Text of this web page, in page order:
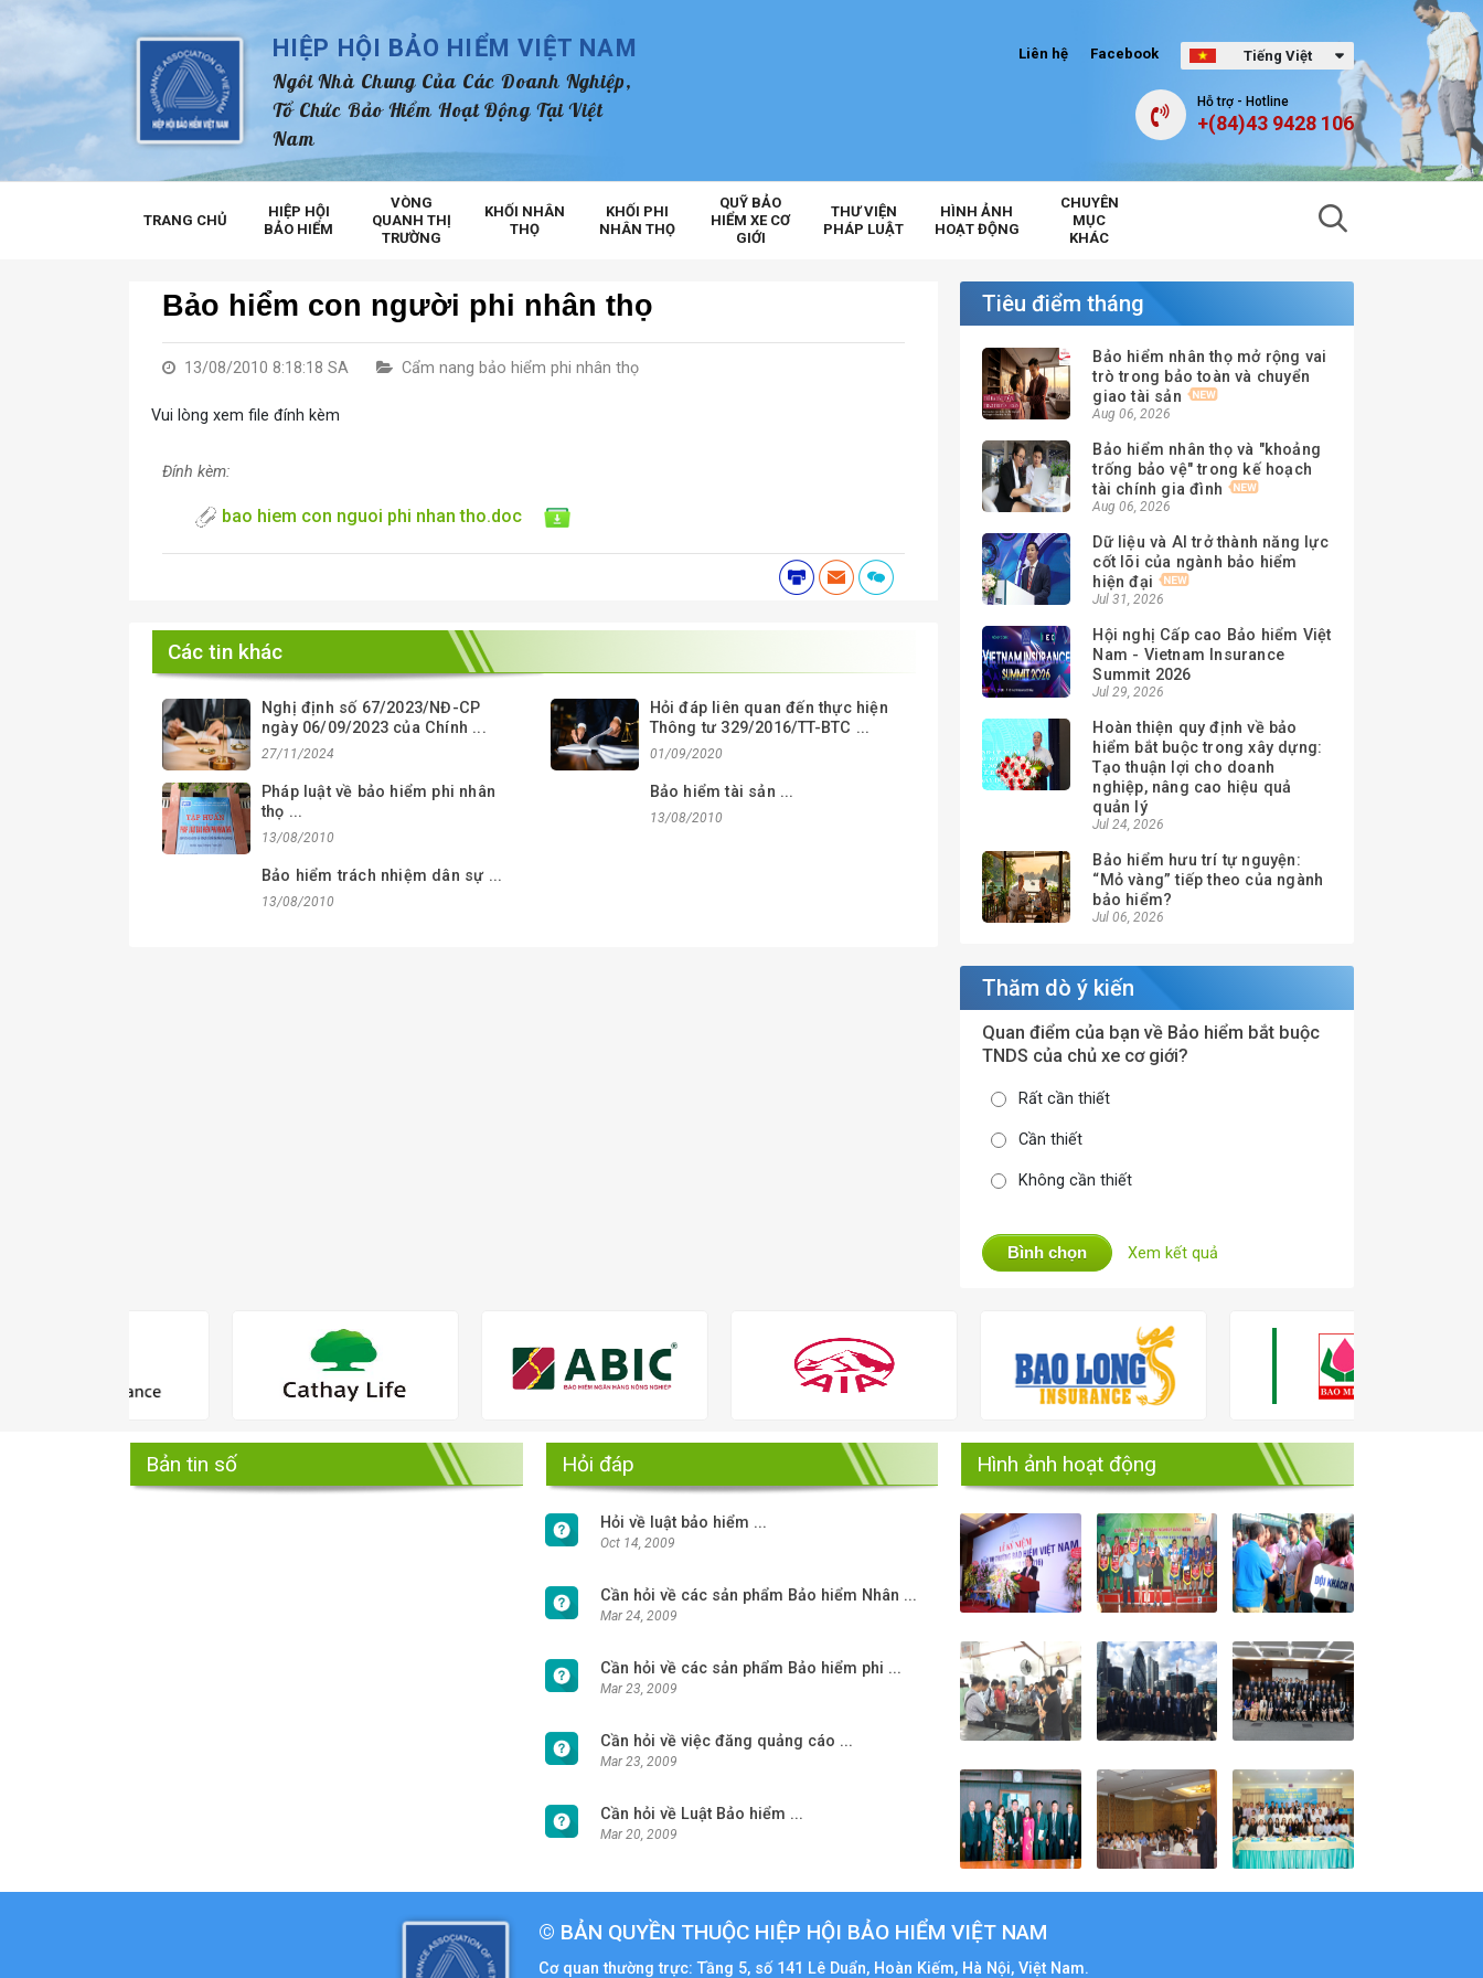
HIỆP HỘI BẢO HIỂM VIỆT NAM
Ngôi Nhà Chung Của Các Doanh Nghiệp,
Tổ Chức Bảo Hiểm Hoạt Động Tại Việt
Nam
Tiếng Việt
Facebook
Liên hệ
Hỗ trợ - Hotline
+(84)43 9428 106
TRANG CHỦ
HIỆP HỘI
BẢO HIỂM
VÒNG
QUANH THỊ
TRƯỜNG
KHỐI NHÂN
THỌ
KHỐI PHI
NHÂN THỌ
QUỸ BẢO
HIỂM XE CƠ
GIỚI
THƯ VIỆN
PHÁP LUẬT
HÌNH ẢNH
HOẠT ĐỘNG
CHUYÊN
MỤC
KHÁC
Bảo hiểm con người phi nhân thọ
13/08/2010 8:18:18 SA Cẩm nang bảo hiểm phi nhân thọ
Vui lòng xem file đính kèm
Đính kèm:
bao hiem con nguoi phi nhan tho.doc
Các tin khác
Nghị định số 67/2023/NĐ-CP
ngày 06/09/2023 của Chính ...
27/11/2024
Hỏi đáp liên quan đến thực hiện
Thông tư 329/2016/TT-BTC ...
01/09/2020
Pháp luật về bảo hiểm phi nhân
thọ ...
13/08/2010
Bảo hiểm tài sản ...
13/08/2010
Bảo hiểm trách nhiệm dân sự ...
13/08/2010
Tiêu điểm tháng
Bảo hiểm nhân thọ mở rộng vai
trò trong bảo toàn và chuyển
giao tài sản
Aug 06, 2026
Bảo hiểm nhân thọ và "khoảng
trống bảo vệ" trong kế hoạch
tài chính gia đình
Aug 06, 2026
Dữ liệu và AI trở thành năng lực
cốt lõi của ngành bảo hiểm
hiện đại
Jul 31, 2026
Hội nghị Cấp cao Bảo hiểm Việt
Nam - Vietnam Insurance
Summit 2026
Jul 29, 2026
Hoàn thiện quy định về bảo
hiểm bắt buộc trong xây dựng:
Tạo thuận lợi cho doanh
nghiệp, nâng cao hiệu quả
quản lý
Jul 24, 2026
Bảo hiểm hưu trí tự nguyện:
“Mỏ vàng” tiếp theo của ngành
bảo hiểm?
Jul 06, 2026
Thăm dò ý kiến
Quan điểm của bạn về Bảo hiểm bắt buộc
TNDS của chủ xe cơ giới?
Rất cần thiết
Cần thiết
Không cần thiết
Bình chọn Xem kết quả
Bản tin số Hỏi đáp
Hỏi về luật bảo hiểm ...
Oct 14, 2009
Cần hỏi về các sản phẩm Bảo hiểm Nhân ...
Mar 24, 2009
Cần hỏi về các sản phẩm Bảo hiểm phi ...
Mar 23, 2009
Cần hỏi về việc đăng quảng cáo ...
Mar 23, 2009
Cần hỏi về Luật Bảo hiểm ...
Mar 20, 2009
Hình ảnh hoạt động
© BẢN QUYỀN THUỘC HIỆP HỘI BẢO HIỂM VIỆT NAM
Cơ quan thường trực: Tầng 5, số 141 Lê Duẩn, Hoàn Kiếm, Hà Nội, Việt Nam.